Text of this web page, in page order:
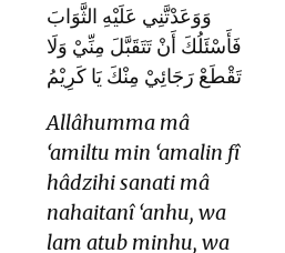
وَوَعَدْتَّنِي عَلَيْهِ الثَّوَابَ
فَأَسْئَلُكَ أَنْ تَتَقَبَّلَ مِنِّيْ وَلَا
تَقْطَعْ رَجَائِيْ مِنْكَ يَا كَرِيْمُ
Allâhumma mâ
‘amiltu min ‘amalin fî
hâdzihi sanati mâ
nahaitanî ‘anhu, wa
lam atub minhu, wa